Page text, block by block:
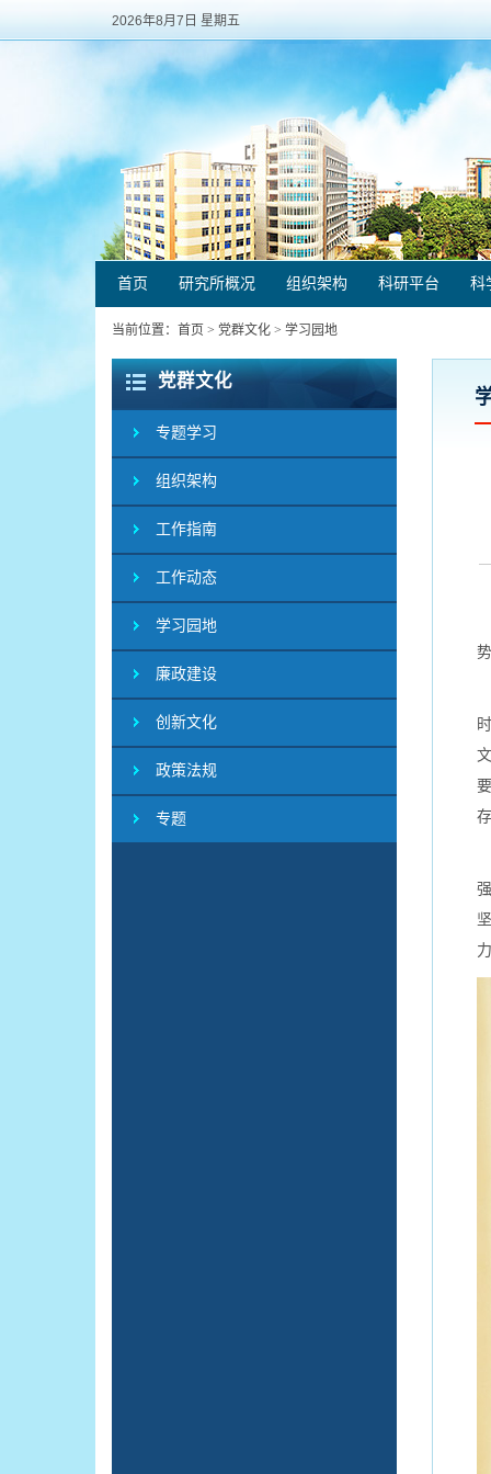
2026年8月7日 星期五
首页 研究所概况 组织架构 科研平台 科
当前位置： 首页 > 党群文化 > 学习园地
党群文化
专题学习
组织架构
工作指南
工作动态
学习园地
廉政建设
创新文化
政策法规
专题